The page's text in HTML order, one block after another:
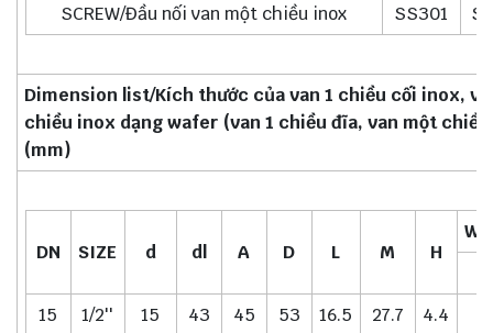
SCREW/Đầu nối van một chiều inox
SS301
Dimension list/Kích thước của van 1 chiều cối inox,
chiều inox dạng wafer (van 1 chiều đĩa, van một
(mm)
DN SIZE d dl A D L M H
15
1/2'' 15 43 45 53 16.5 27.7 4.4